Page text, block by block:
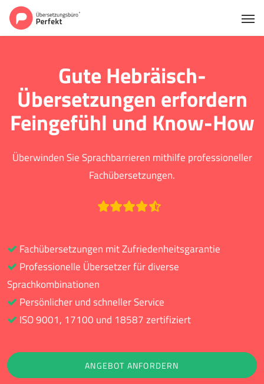
Gute Hebräisch-
Übersetzungen erfordern
Feingefühl und Know-How
Überwinden Sie Sprachbarrieren mithilfe professioneller
Fachübersetzungen.
Fachübersetzungen mit Zufriedenheitsgarantie
Professionelle Übersetzer für diverse
Sprachkombinationen
Persönlicher und schneller Service
ISO 9001, 17100 und 18587 zertifiziert
ANGEBOT ANFORDERN